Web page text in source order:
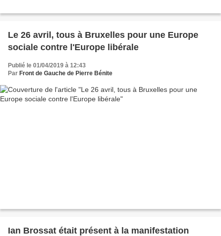
Le 26 avril, tous à Bruxelles pour une Europe
sociale contre l'Europe libérale
Publié le 01/04/2019 à 12:43
Par Front de Gauche de Pierre Bénite
Ian Brossat était présent à la manifestation